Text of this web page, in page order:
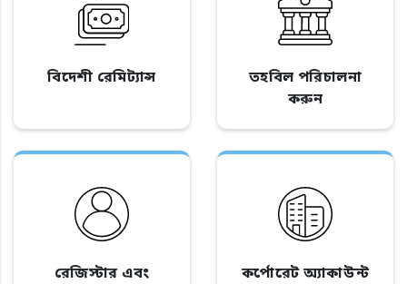
বিদেশী রেমিট্যান্স
তহবিল পরিচালনা
করুন
রেজিস্টার এবং
কর্পোরেট অ্যাকাউন্ট